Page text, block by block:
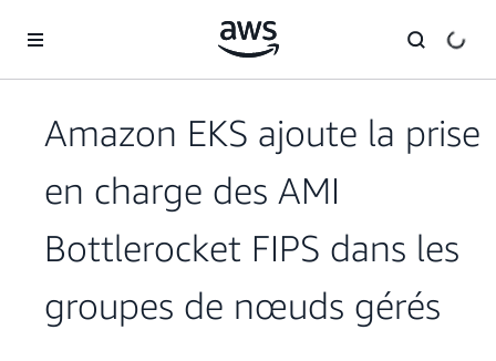
Amazon EKS ajoute la prise
en charge des AMI
Bottlerocket FIPS dans les
groupes de nœuds gérés